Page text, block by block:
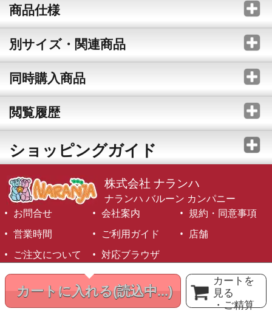
カートに入れる(読込中...)
カートを
見る
・ご精算
商品仕様
別サイズ・関連商品
同時購入商品
閲覧履歴
ショッピングガイド
株式会社 ナランハ
ナランハ バルーン カンパニー
お問合せ
会社案内
規約・同意事項
営業時間
ご利用ガイド
店舗
ご注文について
対応ブラウザ
©1999-2026 NARANJA Inc. All Rights Reserved.